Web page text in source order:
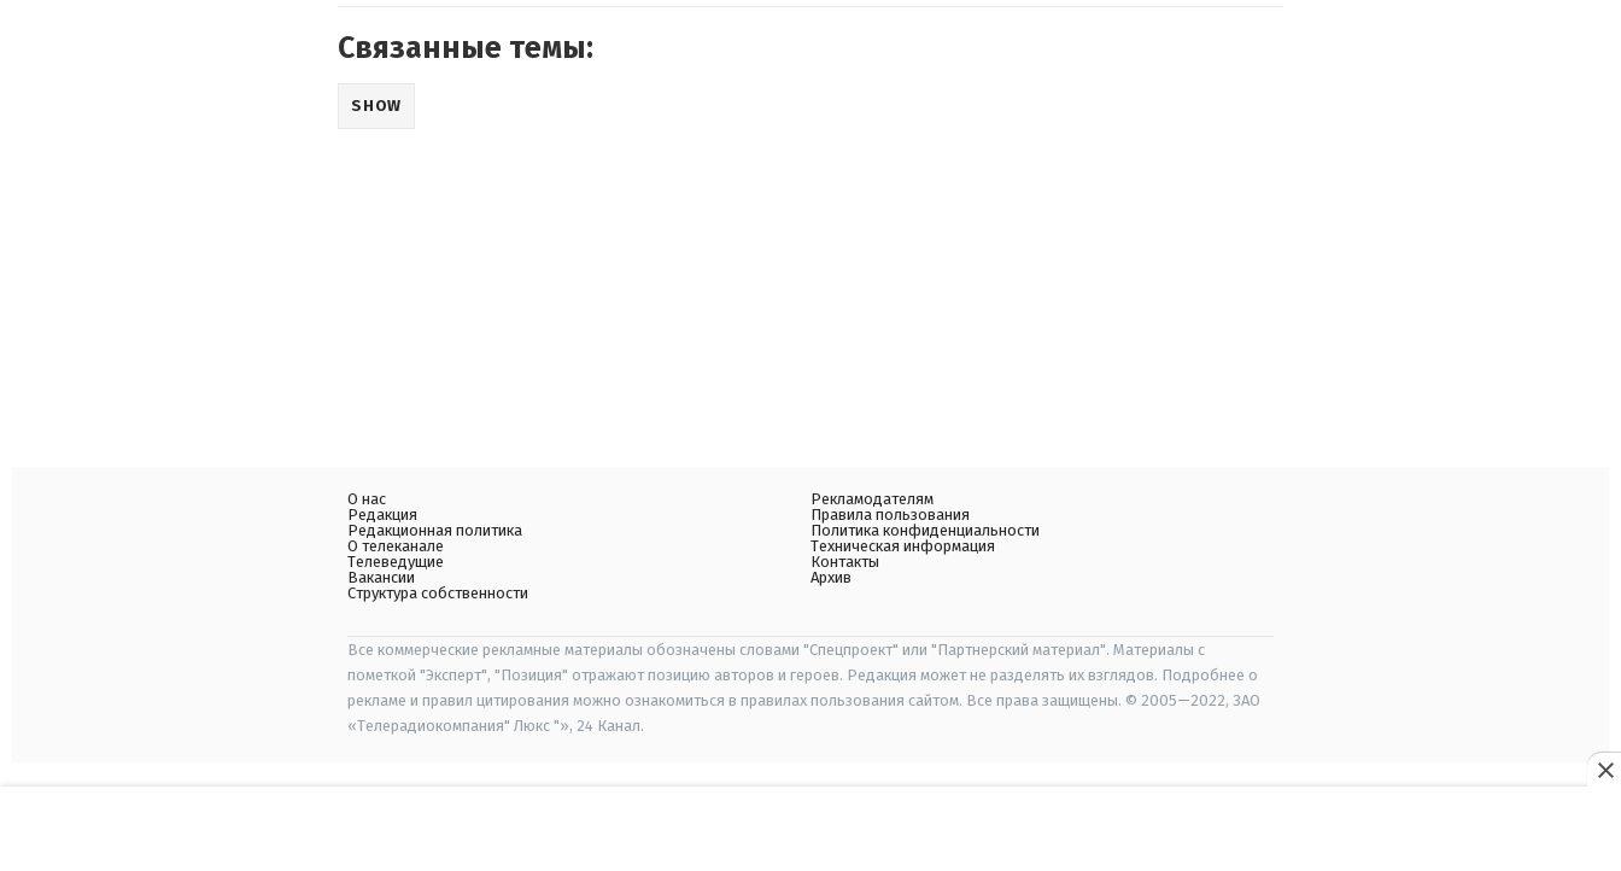
Связанные темы:
SHOW
О нас
Редакция
Редакционная политика
О телеканале
Телеведущие
Вакансии
Структура собственности
Рекламодателям
Правила пользования
Политика конфиденциальности
Техническая информация
Контакты
Архив
Все коммерческие рекламные материалы обозначены словами "Спецпроект" или "Партнерский материал". Материалы с
пометкой "Эксперт", "Позиция" отражают позицию авторов и героев. Редакция может не разделять их взглядов. Подробнее о
рекламе и правил цитирования можно ознакомиться в правилах пользования сайтом. Все права защищены. © 2005—2022, ЗАО
«Телерадиокомпания" Люкс "», 24 Канал.